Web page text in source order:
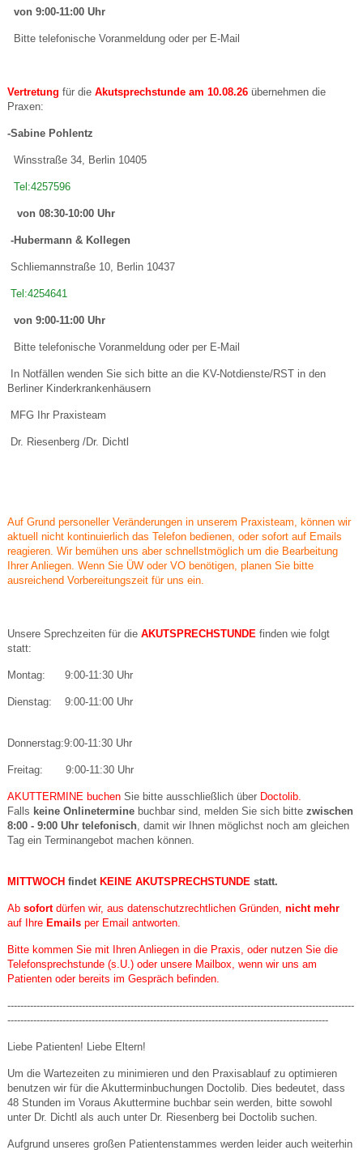
von 9:00-11:00 Uhr
Bitte telefonische Voranmeldung oder per E-Mail
Vertretung für die Akutsprechstunde am 10.08.26 übernehmen die
Praxen:
-Sabine Pohlentz
Winsstraße 34, Berlin 10405
Tel:4257596
von 08:30-10:00 Uhr
-Hubermann & Kollegen
Schliemannstraße 10, Berlin 10437
Tel:4254641
von 9:00-11:00 Uhr
Bitte telefonische Voranmeldung oder per E-Mail
In Notfällen wenden Sie sich bitte an die KV-Notdienste/RST in den
Berliner Kinderkrankenhäusern
MFG Ihr Praxisteam
Dr. Riesenberg /Dr. Dichtl
Auf Grund personeller Veränderungen in unserem Praxisteam, können wir
aktuell nicht kontinuierlich das Telefon bedienen, oder sofort auf Emails
reagieren. Wir bemühen uns aber schnellstmöglich um die Bearbeitung
Ihrer Anliegen. Wenn Sie ÜW oder VO benötigen, planen Sie bitte
ausreichend Vorbereitungszeit für uns ein.
Unsere Sprechzeiten für die AKUTSPRECHSTUNDE finden wie folgt
statt:
Montag: 9:00-11:30 Uhr
Dienstag: 9:00-11:00 Uhr
Donnerstag:9:00-11:30 Uhr
Freitag: 9:00-11:30 Uhr
AKUTTERMINE buchenSie bitte ausschließlich über Doctolib.
Falls keine Onlineterminebuchbar sind, melden Sie sich bitte zwischen
8:00 - 9:00 Uhr telefonisch, damit wir Ihnen möglichst noch am gleichen
Tag ein Terminangebot machen können.
MITTWOCH findet KEINE AKUTSPRECHSTUNDE statt.
Ab sofortdürfen wir, aus datenschutzrechtlichen Gründen, nicht mehr
auf Ihre Emailsper Email antworten.
Bitte kommen Sie mit Ihren Anliegen in die Praxis, oder nutzen Sie die
Telefonsprechstunde (s.U.) oder unsere Mailbox, wenn wir uns am
Patienten oder bereits im Gespräch befinden.
-----------------------------------------------------------------------------------------------------------
---------------------------------------------------------------------------------------------------
Liebe Patienten! Liebe Eltern!
Um die Wartezeiten zu minimieren und den Praxisablauf zu optimieren
benutzen wir für die Akutterminbuchungen Doctolib. Dies bedeutet, dass
48 Stunden im Voraus Akuttermine buchbar sein werden, bitte sowohl
unter Dr. Dichtl als auch unter Dr. Riesenberg bei Doctolib suchen.
Aufgrund unseres großen Patientenstammes werden leider auch weiterhin